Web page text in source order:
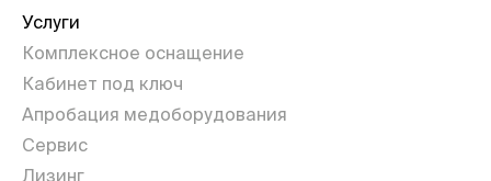
Услуги
Комплексное оснащение
Кабинет под ключ
Апробация медоборудования
Сервис
Лизинг